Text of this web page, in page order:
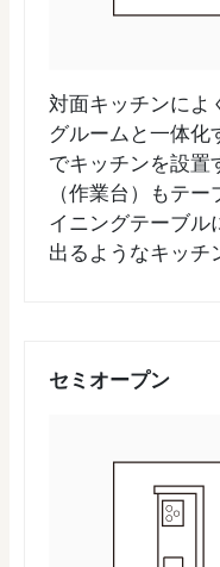
対面キッチンによ
グルームと一体化
でキッチンを設置
（作業台）もテ
イニングテーブル
出るようなキッチ
セミオープン